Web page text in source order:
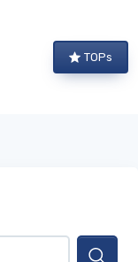
TOPs